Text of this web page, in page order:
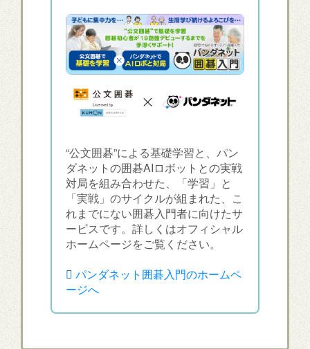
“公文囲碁”による基礎学習と、パン
ダネットの囲碁AIロボットとの実戦
対局を組み合わせた、「学習」と
「実戦」のサイクルが組まれた、こ
れまでにない囲碁入門者に向けたサ
ービスです。詳しくはオフィシャル
ホームページをご覧ください。
パンダネット囲碁入門のホームペ
ージへ